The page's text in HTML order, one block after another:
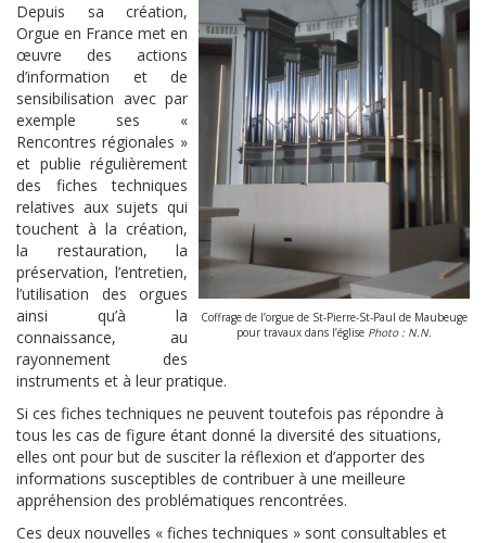
Coffrage de l’orgue de St-Pierre-St-Paul de Maubeuge
pour travaux dans l’église Photo : N.N.
Depuis sa création,
Orgue en France met en
œuvre des actions
d’information et de
sensibilisation avec par
exemple ses «
Rencontres régionales »
et publie régulièrement
des fiches techniques
relatives aux sujets qui
touchent à la création,
la restauration, la
préservation, l’entretien,
l’utilisation des orgues
ainsi qu’à la
connaissance, au
rayonnement des
instruments et à leur pratique.
Si ces fiches techniques ne peuvent toutefois pas répondre à
tous les cas de figure étant donné la diversité des situations,
elles ont pour but de susciter la réflexion et d’apporter des
informations susceptibles de contribuer à une meilleure
appréhension des problématiques rencontrées.
Ces deux nouvelles « fiches techniques » sont consultables et